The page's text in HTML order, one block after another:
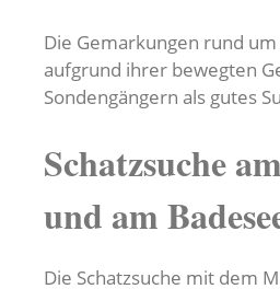
Die Gemarkungen rund
aufgrund ihrer bewegten
Sondengängern als gutes
Schatzsuche
und am
Die Schatzsuche mit dem